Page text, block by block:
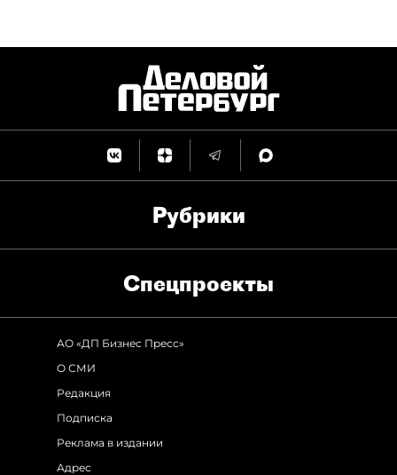
Рубрики
Спец­проекты
АО «ДП Бизнес Пресс»
О СМИ
Редакция
Подписка
Реклама в издании
Адрес